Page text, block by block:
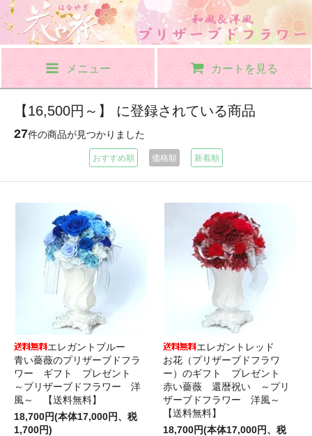
メニュー カートを見る
【16,500円～】 に登録されている商品
27件の商品が見つかりました
おすすめ順 価格順 新着順
エレガントブルー
青い薔薇のプリザーブドフラ
ワー ギフト プレゼント
～プリザーブドフラワー 洋
風～ 【送料無料】
18,700円(本体17,000円、税
1,700円)
エレガントレッド
お花（プリザーブドフラワ
ー）のギフト プレゼント
赤い薔薇 還暦祝い ～プリ
ザーブドフラワー 洋風～
【送料無料】
18,700円(本体17,000円、税